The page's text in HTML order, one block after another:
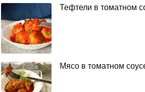
Тефтели в томатном
Мясо в томатном